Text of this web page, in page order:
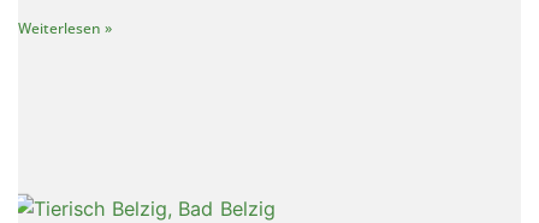
Weiterlesen »